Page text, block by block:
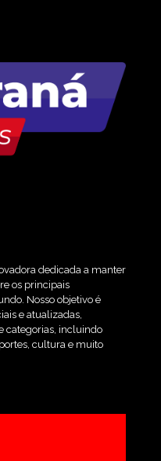
dedicada a manter
os principais
Nosso objetivo é
e atualizadas,
categorias, incluindo
cultura e muito